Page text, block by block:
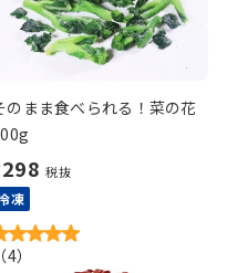
のまま食べられる！菜の花
298 税抜
凍
（4）